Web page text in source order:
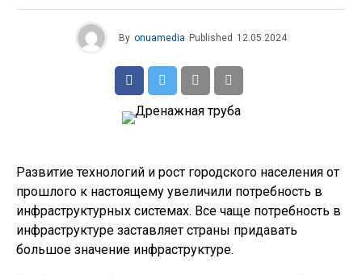
By onuamedia Published 12.05.2024
Развитие технологий и рост городского населения от
прошлого к настоящему увеличили потребность в
инфраструктурных системах. Все чаще потребность в
инфраструктуре заставляет страны придавать
большое значение инфраструктуре.